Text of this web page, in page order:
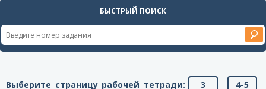
БЫСТРЫЙ ПОИСК
Выберите страницу рабочей тетради: 3 4-5